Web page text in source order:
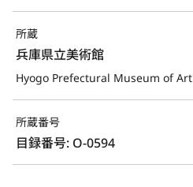
所蔵
兵庫県立美術館
Hyogo Prefectural Museum of Art
所蔵番号
目録番号: O-0594